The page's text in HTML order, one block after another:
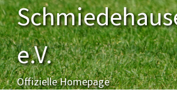
e.V.
Offizielle Homepage